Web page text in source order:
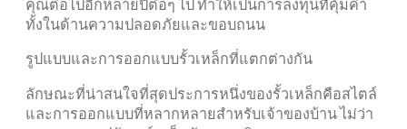
คุณต่อไปอีกหลายปีต่อๆ ไป ทำให้เป็นการลงทุนที่คุ้มค่า
ทั้งในด้านความปลอดภัยและขอบถนน
รูปแบบและการออกแบบรั้วเหล็กที่แตกต่างกัน
ลักษณะที่น่าสนใจที่สุดประการหนึ่งของรั้วเหล็กคือสไตล์
และการออกแบบที่หลากหลายสำหรับเจ้าของบ้าน ไม่ว่า